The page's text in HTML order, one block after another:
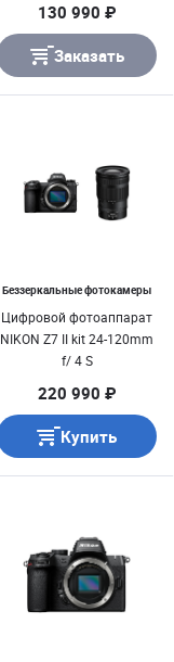
130 990 ₽
Заказать
Беззеркальные фотокамеры
Цифровой фотоаппарат
NIKON Z7 II kit 24-120mm
f/ 4 S
220 990 ₽
Купить